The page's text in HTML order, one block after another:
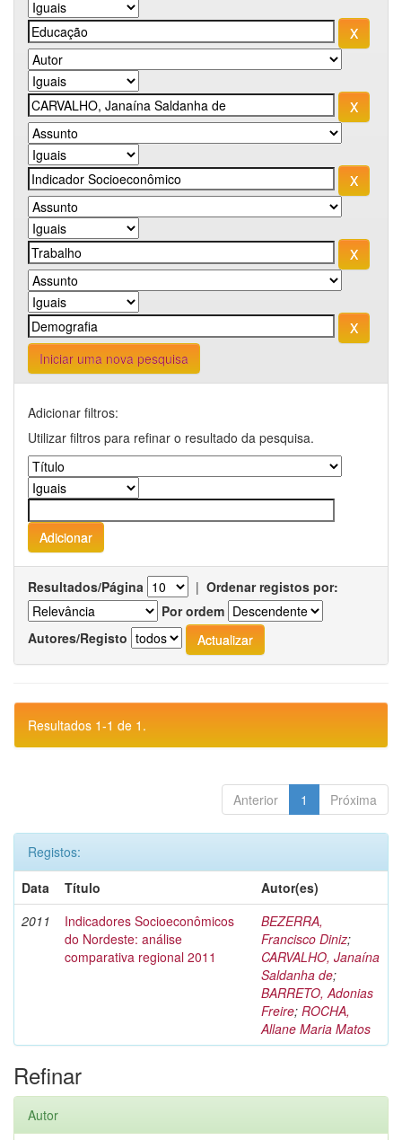
Iniciar uma nova pesquisa
Adicionar filtros:
Utilizar filtros para refinar o resultado da pesquisa.
Resultados/Página | Ordenar registos por:
Por ordem
Autores/Registo
Resultados 1-1 de 1.
Anterior 1 Próxima
Registos:
Data
Título
Autor(es)
2011
Indicadores Socioeconômicos
do Nordeste: análise
comparativa regional 2011
BEZERRA,
Francisco Diniz;
CARVALHO, Janaína
Saldanha de;
BARRETO, Adonias
Freire; ROCHA,
Allane Maria Matos
Refinar
Autor